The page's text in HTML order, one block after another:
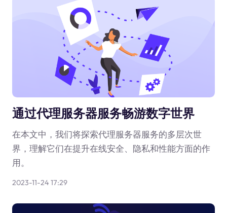
通过代理服务器服务畅游数字世界
在本文中，我们将探索代理服务器服务的多层次世
界，理解它们在提升在线安全、隐私和性能方面的作
用。
2023-11-24 17:29